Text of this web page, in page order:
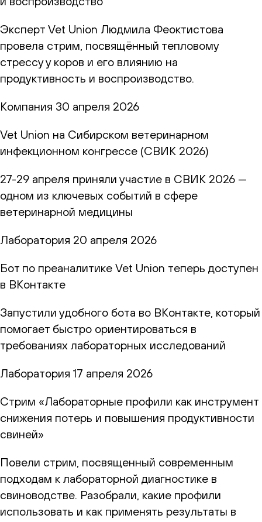
Эксперт Vet Union Людмила Феоктистова
провела стрим, посвящённый тепловому
стрессу у коров и его влиянию на
продуктивность и воспроизводство.
Компания 30 апреля 2026
Vet Union на Сибирском ветеринарном
инфекционном конгрессе (СВИК 2026)
27-29 апреля приняли участие в СВИК 2026 —
одном из ключевых событий в сфере
ветеринарной медицины
Лаборатория 20 апреля 2026
Бот по преаналитике Vet Union теперь доступен
в ВКонтакте
Запустили удобного бота во ВКонтакте, который
помогает быстро ориентироваться в
требованиях лабораторных исследований
Лаборатория 17 апреля 2026
Стрим «Лабораторные профили как инструмент
снижения потерь и повышения продуктивности
свиней»
Повели стрим, посвященный современным
подходам к лабораторной диагностике в
свиноводстве. Разобрали, какие профили
использовать и как применять результаты в